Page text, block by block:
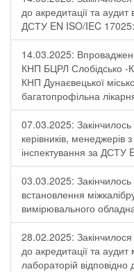
до акредитації та
ДСТУ EN ISO/IEC
14.03.2025:
КНП БЦРЛ Слобідсько -
КНП Дунаєвецької
багатопрофільна
07.03.2025:
керівників, менеджерів
інспектування за ДСТУ
03.03.2025:
встановлення
вимірювального
28.02.2025:
до акредитації та аудит
лабораторій